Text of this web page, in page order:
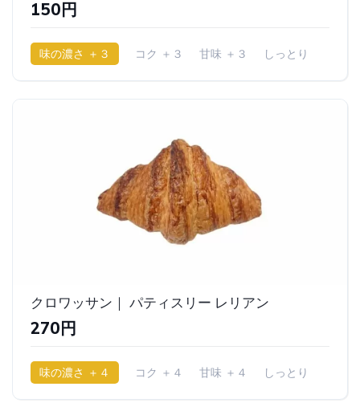
150円
味の濃さ ＋３ コク ＋３ 甘味 ＋３ しっとり
クロワッサン｜ パティスリー レリアン
270円
味の濃さ ＋４ コク ＋４ 甘味 ＋４ しっとり